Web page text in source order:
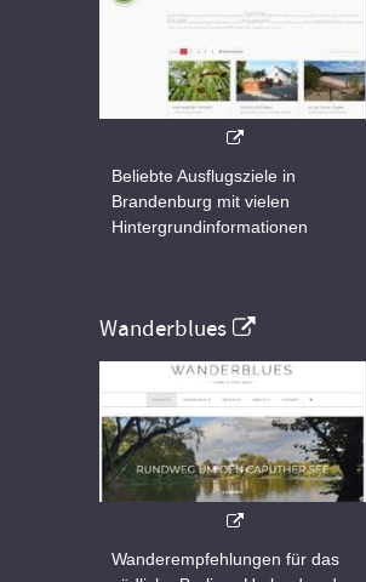
Beliebte Ausflugsziele in
Brandenburg mit vielen
Hintergrundinformationen
Wanderblues
Wanderempfehlungen für das